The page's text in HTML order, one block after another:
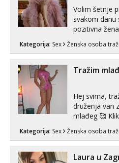
Volim šetnje
svakom danu
pozitivna
može i nešto
Kategorija: Sex Ženska osoba
Tražim
Hej svima,
druženja van
mlađeg 🥰 Klikni na link ispod i nadji me
Kategorija: Sex Ženska osoba
Laura u